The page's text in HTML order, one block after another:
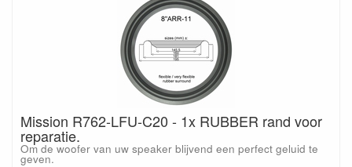
Mission R762-LFU-C20 - 1x RUBBER rand voor
reparatie.
Om de woofer van uw speaker blijvend een perfect geluid te
geven.